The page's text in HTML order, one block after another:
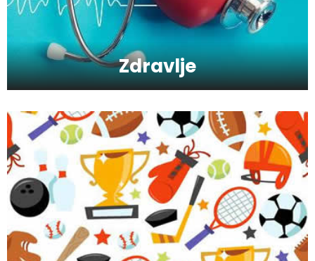
Skijanje pa plivanje, idealne aktivnosti na
raspustu u Sloveniji
Ishrana profesionalnih sportista
Kako da oporavimo kožu nakon zime?
Zdravlje